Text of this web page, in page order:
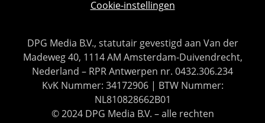
Cookie-instellingen
DPG Media B.V., statutair gevestigd aan Van der
Madeweg 40, 1114 AM Amsterdam-Duivendrecht,
Nederland – RPR Antwerpen nr. 0432.306.234
KvK Nummer: 34172906 | BTW Nummer:
NL810828662B01
© 2024 DPG Media B.V. – alle rechten